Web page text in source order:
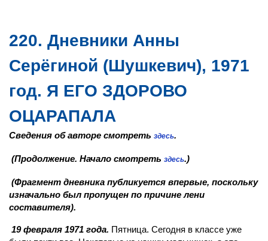
220. Дневники Анны
Серёгиной (Шушкевич), 1971
год. Я ЕГО ЗДОРОВО
ОЦАРАПАЛА
Сведения об авторе смотреть здесь.
(Продолжение. Начало смотреть здесь.)
(Фрагмент дневника публикуется впервые, поскольку
изначально был пропущен по причине лени
составителя).
19 февраля 1971 года. Пятница. Сегодня в классе уже